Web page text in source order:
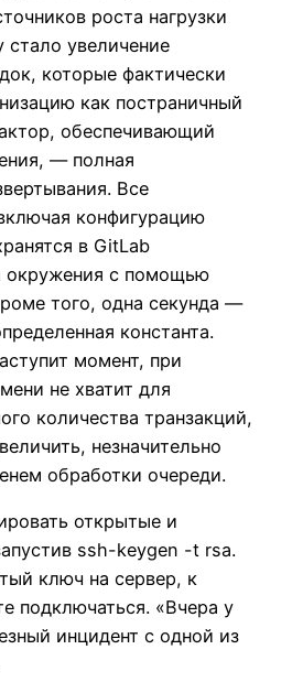
роста нагрузки
стало увеличение
которые фактически
как постраничный
обеспечивающий
— полная
Все
конфигурацию
в GitLab
окружения с помощью
того, одна секунда —
константа.
момент, при
не хватит для
количества транзакций,
незначительно
обработки очереди.
открытые и
ssh-keygen -t rsa.
ключ на сервер, к
подключаться. «Вчера у
инцидент с одной из